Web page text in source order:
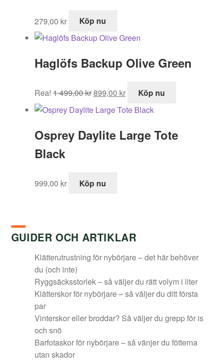
279,00 kr Köp nu
Haglöfs Backup Olive Green
Rea! 1 499,00kr
ursprungliga
priset
1
899,00 kr
nuvarande
priset
899,00 kr.
Köp nu
Osprey Daylite Large Tote
Black
999,00 kr Köp nu
GUIDER OCH ARTIKLAR
Klätterutrustning för nybörjare – det här behöver
du (och inte)
Ryggsäcksstorlek – så väljer du rätt volym i liter
Klätterskor för nybörjare – så väljer du ditt första
par
Vinterskor eller broddar? Så väljer du grepp för is
och snö
Barfotaskor för nybörjare – så vänjer du fötterna
utan skador